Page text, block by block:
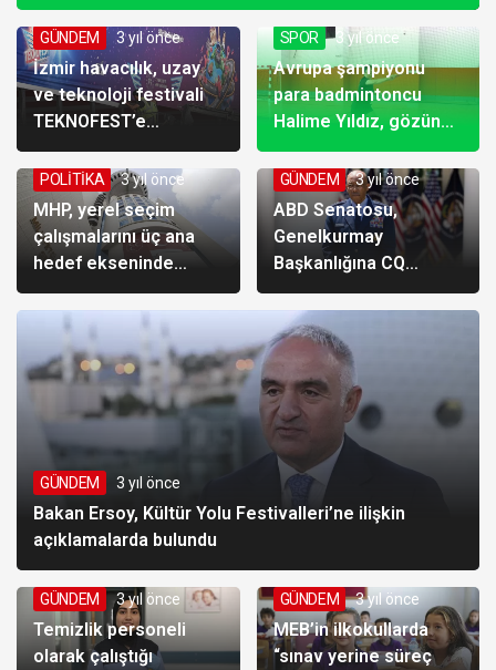
GÜNDEM 3 yıl önce
İzmir havacılık, uzay
ve teknoloji festivali
TEKNOFEST’e
hazırlanıyor
SPOR 3 yıl önce
Avrupa şampiyonu
para badmintoncu
Halime Yıldız, gözünü
dünya şampiyonluğuna
dikti
POLİTİKA 3 yıl önce
MHP, yerel seçim
çalışmalarını üç ana
hedef ekseninde
yürütecek
GÜNDEM 3 yıl önce
ABD Senatosu,
Genelkurmay
Başkanlığına CQ
Brown’un atanmasını
onayladı
GÜNDEM 3 yıl önce
Bakan Ersoy, Kültür Yolu Festivalleri’ne ilişkin
açıklamalarda bulundu
GÜNDEM 3 yıl önce
Temizlik personeli
olarak çalıştığı
GÜNDEM 3 yıl önce
MEB’in ilkokullarda
“sınav yerine süreç